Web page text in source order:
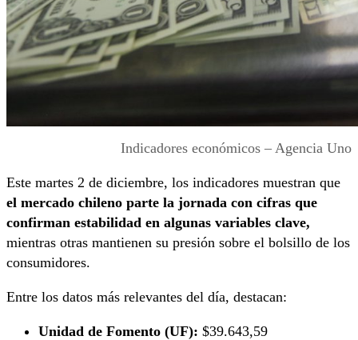
Indicadores económicos – Agencia Uno
Este martes 2 de diciembre, los indicadores muestran que
el mercado chileno parte la jornada con cifras que
confirman estabilidad en algunas variables clave,
mientras otras mantienen su presión sobre el bolsillo de los
consumidores.
Entre los datos más relevantes del día, destacan:
Unidad de Fomento (UF): $39.643,59